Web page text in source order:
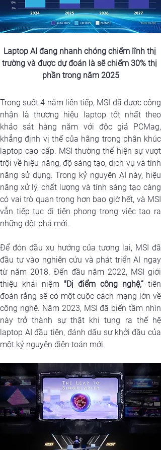
Laptop AI đang nhanh chóng chiếm lĩnh thị
trường và được dự đoán là sẽ chiếm 30% thị
phần trong năm 2025
Trong suốt 4 năm liên tiếp, MSI đã được công
nhận là thương hiệu laptop tốt nhất theo
khảo sát hàng năm với độc giả PCMag,
khẳng định vị thế của hãng trong phân khúc
laptop cao cấp. MSI thường thể hiện sự vượt
trội về hiệu năng, độ sáng tạo, dịch vụ và tính
năng sử dụng. Trong kỷ nguyên AI này, hiệu
năng xử lý, chất lượng và tính sáng tạo càng
có vai trò quan trọng hơn bao giờ hết, và MSI
vẫn tiếp tục đi tiên phong trong việc tạo ra
những đột phá mới.
Để đón đầu xu hướng của tương lai, MSI đã
đầu tư vào nghiên cứu và phát triển AI ngay
từ năm 2018. Đến đầu năm 2022, MSI giới
thiệu khái niệm "Dị điểm công nghệ,” tiên
đoán rằng sẽ có một cuộc cách mạng lớn về
công nghệ. Năm 2023, MSI đã biến tầm nhìn
này trở thành sự thật khi tung ra thế hệ
laptop AI đầu tiên, đánh dấu sự khởi đầu của
một kỷ nguyên điện toán mới.